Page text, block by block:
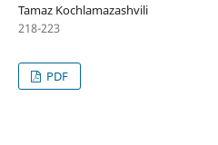
Tamaz Kochlamazashvili
218-223
PDF